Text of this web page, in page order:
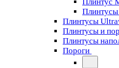
Плинтусы
Плинтусы
Плинтусы и
Плинтусы
Пороги